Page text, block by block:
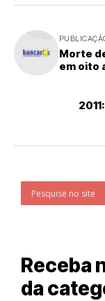
Morte
em oito
Receba
da